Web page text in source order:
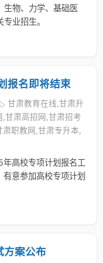
生物、力学、基础医
业招生。
报名即将结束
甘肃教育在线,甘肃升
甘肃高招网,甘肃招考
职教网,甘肃专升本,
高校专项计划报名工
意参加高校专项计划
方案公布